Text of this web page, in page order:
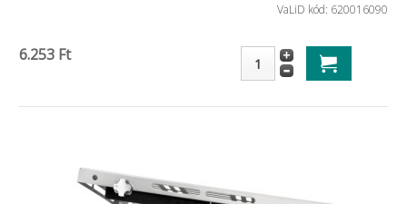
VaLiD kód: 620016090
6.253 Ft